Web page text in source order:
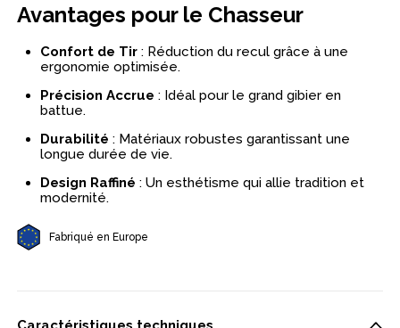
Avantages pour le Chasseur
Confort de Tir : Réduction du recul grâce à une
ergonomie optimisée.
Précision Accrue : Idéal pour le grand gibier en
battue.
Durabilité : Matériaux robustes garantissant une
longue durée de vie.
Design Raffiné : Un esthétisme qui allie tradition et
modernité.
Fabriqué en Europe